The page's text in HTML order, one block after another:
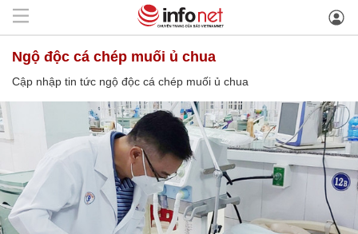
ngộ độc cá chép muối ủ chua
Cập nhập tin tức ngộ độc cá chép muối ủ chua